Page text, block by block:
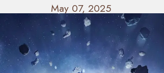
May 07, 2025